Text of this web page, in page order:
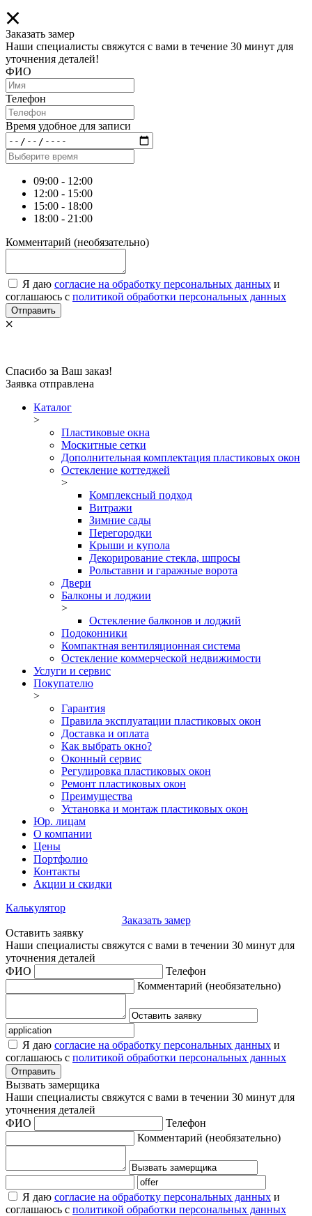
Заказать замер
Наши специалисты свяжутся с вами в течение 30 минут для
уточнения деталей!
ФИО
Телефон
Время удобное для записи
09:00 - 12:00
12:00 - 15:00
15:00 - 18:00
18:00 - 21:00
Комментарий (необязательно)
Я даю согласие на обработку персональных данных и
соглашаюсь с политикой обработки персональных данных
Отправить
Спасибо за Ваш заказ!
Заявка отправлена
Каталог
>
Пластиковые окна
Москитные сетки
Дополнительная комплектация пластиковых окон
Остекление коттеджей
>
Комплексный подход
Витражи
Зимние сады
Перегородки
Крыши и купола
Декорирование стекла, шпросы
Рольставни и гаражные ворота
Двери
Балконы и лоджии
>
Остекление балконов и лоджий
Подоконники
Компактная вентиляционная система
Остекление коммерческой недвижимости
Услуги и сервис
Покупателю
>
Гарантия
Правила эксплуатации пластиковых окон
Доставка и оплата
Как выбрать окно?
Оконный сервис
Регулировка пластиковых окон
Ремонт пластиковых окон
Преимущества
Установка и монтаж пластиковых окон
Юр. лицам
О компании
Цены
Портфолио
Контакты
Акции и скидки
Калькулятор
Заказать замер
Оставить заявку
Наши специалисты свяжутся с вами в течении 30 минут для
уточнения деталей
ФИО
Телефон
Комментарий (необязательно)
Я даю согласие на обработку персональных данных и
соглашаюсь с политикой обработки персональных данных
Отправить
Вызвать замерщика
Наши специалисты свяжутся с вами в течении 30 минут для
уточнения деталей
ФИО
Телефон
Комментарий (необязательно)
Я даю согласие на обработку персональных данных и
соглашаюсь с политикой обработки персональных данных